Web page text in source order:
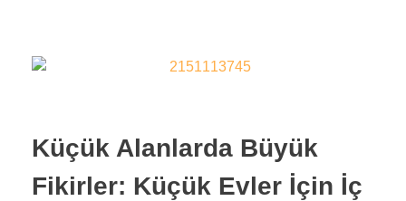
Küçük Alanlarda Büyük
Fikirler: Küçük Evler İçin İç